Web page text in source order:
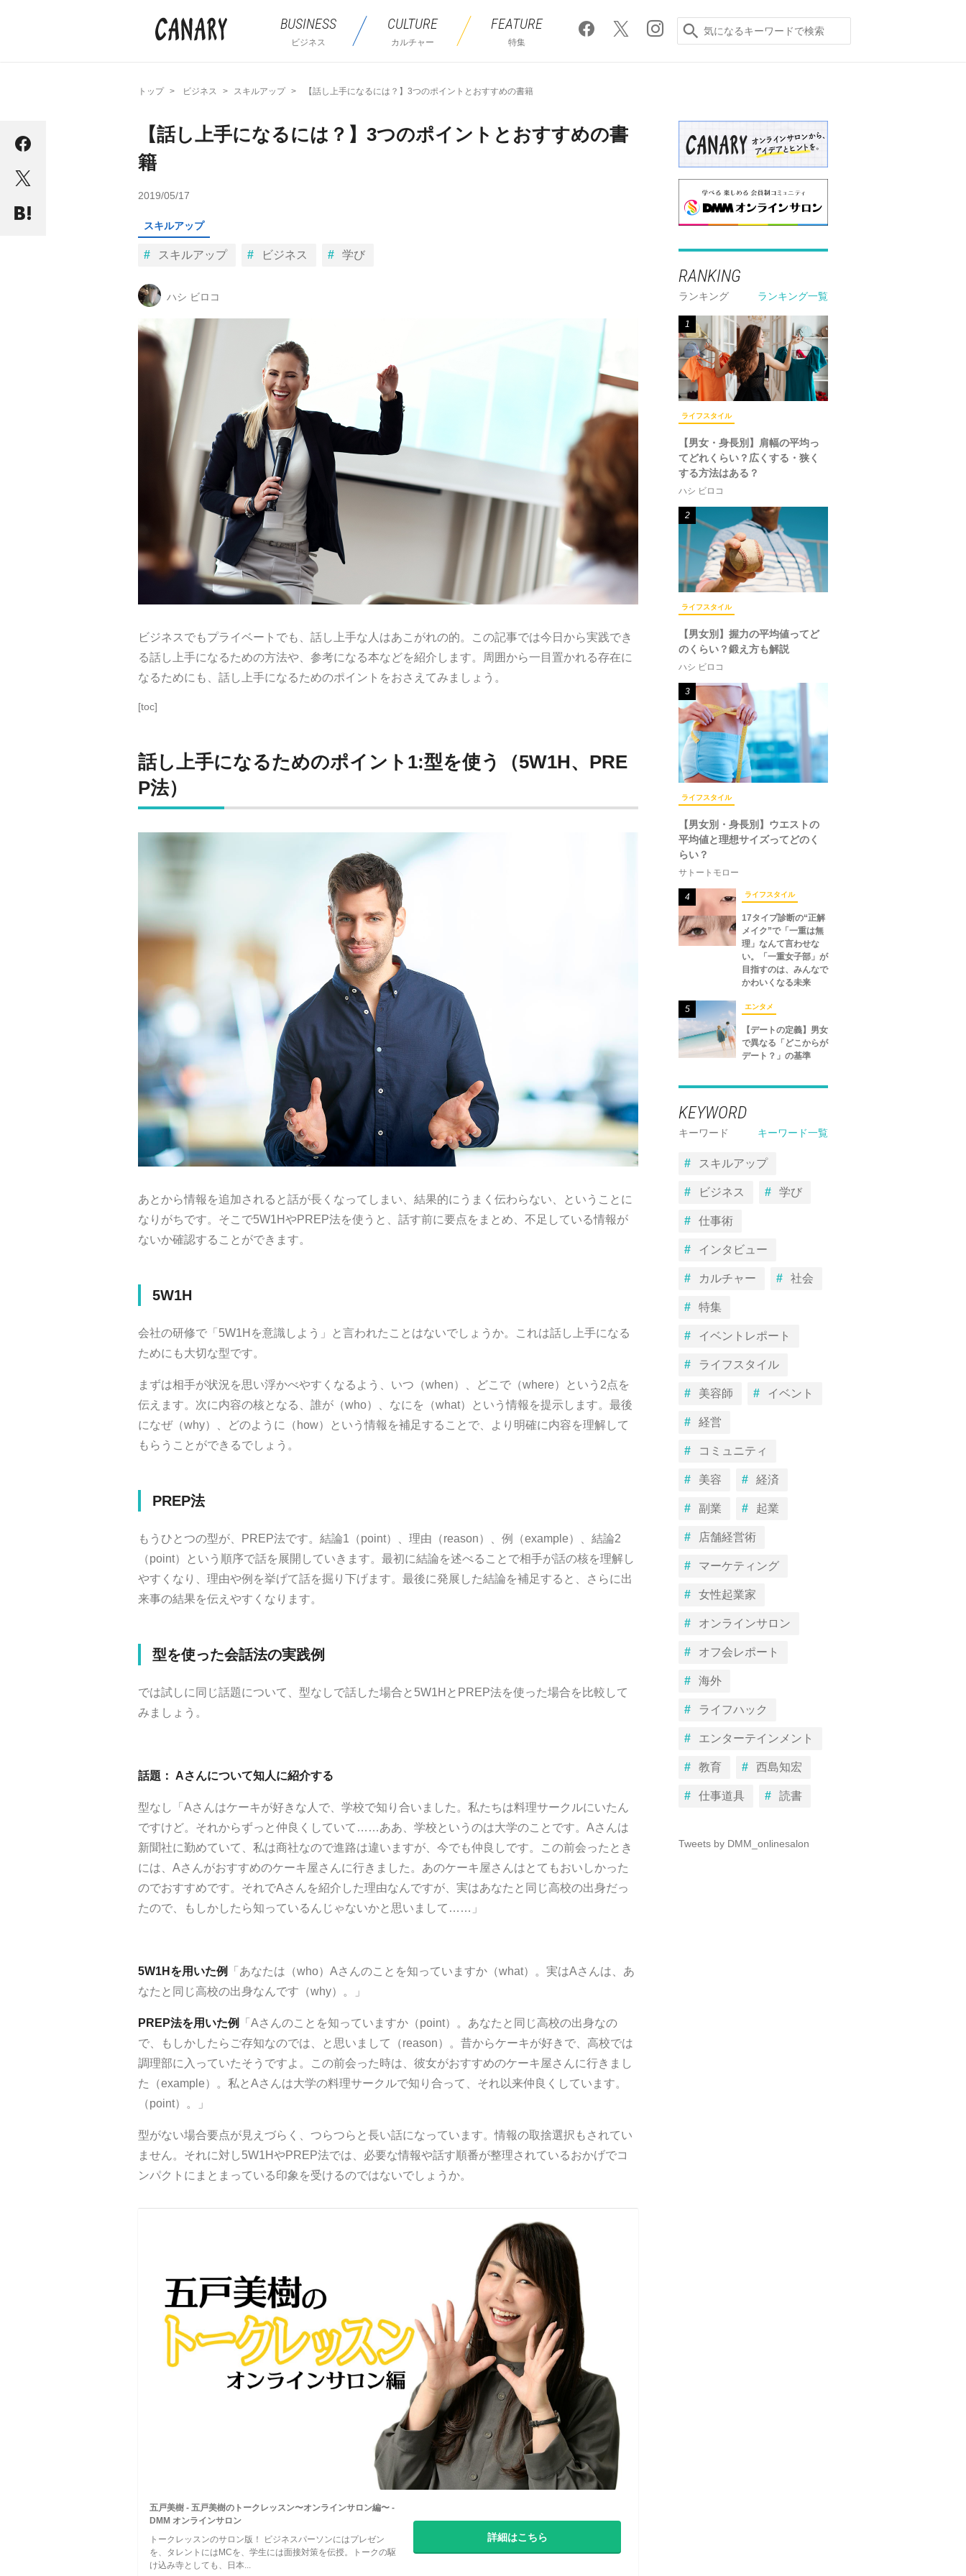
BUSINESS
ビジネス
CULTURE
カルチャー
FEATURE
特集
トップ ビジネス スキルアップ 【話し上手になるには？】3つのポイントとおすすめの書籍
【話し上手になるには？】3つのポイントとおすすめの書
籍
2019/05/17
スキルアップ
スキルアップ ビジネス 学び
ハシ ビロコ
ビジネスでもプライベートでも、話し上手な人はあこがれの的。この記事では今日から実践でき
る話し上手になるための方法や、参考になる本などを紹介します。周囲から一目置かれる存在に
なるためにも、話し上手になるためのポイントをおさえてみましょう。
[toc]
話し上手になるためのポイント1:型を使う（5W1H、 PRE
P法）
あとから情報を追加されると話が長くなってしまい、結果的にうまく伝わらない、ということに
なりがちです。そこで5W1HやPREP法を使うと、話す前に要点をまとめ、不足している情報が
ないか確認することができます。
5W1H
会社の研修で「 5W1H を意識しよう」と言われたことはないでしょうか。これは話し上手になる
ためにも大切な型です。
まずは相手が状況を思い浮かべやすくなるよう、いつ（when）、どこで（where）という 2点を
伝えます。次に内容の核となる、誰が（who）、なにを（what）という情報を提示します。最後
になぜ（why）、どのように（ how）という情報を補足することで、より明確に内容を理解して
もらうことができるでしょう。
PREP法
もうひとつの型が、 PREP法です。結論1 （point）、理由（reason）、例（example）、結論2
（point）という順序で話を展開していきます。最初に結論を述べることで相手が話の核を理解し
やすくなり、理由や例を挙げて話を掘り下げます。最後に発展した結論を補足すると、さらに出
来事の結果を伝えやすくなります。
型を使った会話法の実践例
では試しに同じ話題について、型なしで話した場合と 5W1H と PREP法を使った場合を比較して
みましょう。
話題： Aさんについて知人に紹介する
型なし「 Aさんはケーキが好きな人で、学校で知り合いました。私たちは料理サークルにいたん
ですけど。それからずっと仲良くしていて……ああ、学校というのは大学のことです。 Aさんは
新聞社に勤めていて、私は商社なので進路は違いますが、今でも仲良しです。この前会ったとき
には、 Aさんがおすすめのケーキ屋さんに行きました。あのケーキ屋さんはとてもおいしかった
のでおすすめです。それでAさんを紹介した理由なんですが、実はあなたと同じ高校の出身だっ
たので、もしかしたら知っているんじゃないかと思いまして……」
5W1Hを用いた例 「あなたは（who） Aさんのことを知っていますか（what）。実はAさんは、あ
なたと同じ高校の出身なんです（why）。」
PREP法を用いた例 「 Aさんのことを知っていますか（point）。あなたと同じ高校の出身なの
で、もしかしたらご存知なのでは、と思いまして（reason）。昔からケーキが好きで、高校では
調理部に入っていたそうですよ。この前会った時は、彼女がおすすめのケーキ屋さんに行きまし
た（example）。私とAさんは大学の料理サークルで知り合って、それ以来仲良くしています。
（point）。」
型がない場合要点が見えづらく、つらつらと長い話になっています。情報の取捨選択もされてい
ません。それに対し5W1HやPREP法では、必要な情報や話す順番が整理されているおかげでコ
ンパクトにまとまっている印象を受けるのではないでしょうか。
五戸美樹 - 五戸美樹のトークレッスン〜オンラインサロン編〜 -
DMM オンラインサロン
トークレッスンのサロン版！ ビジネスパーソンにはプレゼン
を、タレントにはMCを、学生には面接対策を伝授。トークの駆
け込み寺としても、日本...
詳細はこちら
RANKING
ランキング ランキング一覧
1
ライフスタイル
【男女・身長別】肩幅の平均っ
てどれくらい？広くする・狭く
する方法はある？
ハシ ビロコ
2
ライフスタイル
【男女別】握力の平均値ってど
のくらい？鍛え方も解説
ハシ ビロコ
3
ライフスタイル
【男女別・身長別】ウエストの
平均値と理想サイズってどのく
らい？
サトートモロー
4 ライフスタイル
17タイプ診断の“正解
メイク”で「一重は無
理」なんて言わせな
い。「一重女子部」が
目指すのは、みんなで
かわいくなる未来
5 エンタメ
【デートの定義】男女
で異なる「どこからが
デート？」の基準
KEYWORD
キーワード キーワード一覧
スキルアップ
ビジネス 学び
仕事術
インタビュー
カルチャー 社会
特集
イベントレポート
ライフスタイル
美容師 イベント
経営
コミュニティ
美容 経済
副業 起業
店舗経営術
マーケティング
女性起業家
オンラインサロン
オフ会レポート
海外
ライフハック
エンターテインメント
教育 西島知宏
仕事道具 読書
Tweets by DMM_onlinesalon